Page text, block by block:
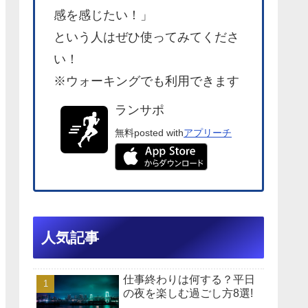
感を感じたい！」
という人はぜひ使ってみてくださ
い！
※ウォーキングでも利用できます
ランサポ
無料posted withアプリーチ
人気記事
仕事終わりは何する？平日
の夜を楽しむ過ごし方8選!